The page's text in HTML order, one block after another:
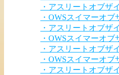
・アスリートオブザ
・OWSスイマーオブ
・アスリートオブザ
・OWSスイマーオブ
・アスリートオブザ
・OWSスイマーオブ
・アスリートオブザ